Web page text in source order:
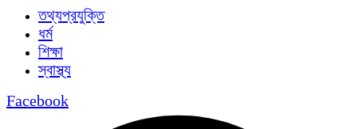
তথ্যপ্রযুক্তি
ধর্ম
শিক্ষা
স্বাস্থ্য
Facebook